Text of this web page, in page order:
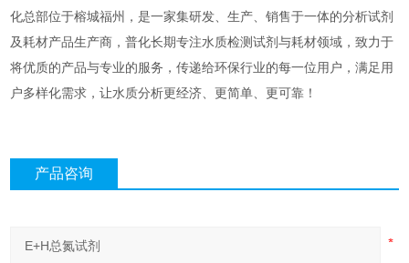
化总部位于榕城福州，是一家集研发、生产、销售于一体的分析试剂
及耗材产品生产商，普化长期专注水质检测试剂与耗材领域，致力于
将优质的产品与专业的服务，传递给环保行业的每一位用户，满足用
户多样化需求，让水质分析更经济、更简单、更可靠！
产品咨询